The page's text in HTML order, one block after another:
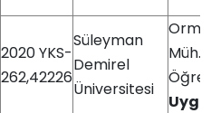
2020 YKS-
262,42226
Süleyman
Demirel
Üniversitesi